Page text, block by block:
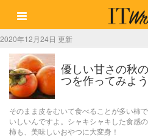
2020年12月24日 更新
優しい甘さの秋
つを作ってみよ
そのまま皮をむいて食べることが多い柿
いしいんですよ。シャキシャキした食感
柿も、美味しいおやつに大変身！